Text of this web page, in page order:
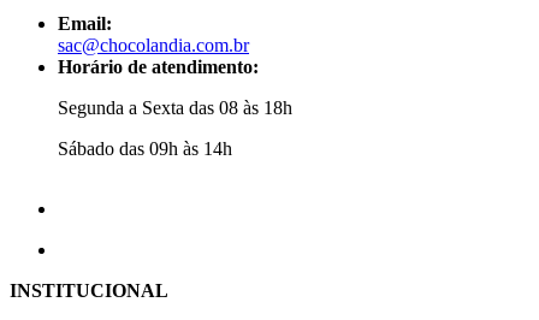
Email:
sac@chocolandia.com.br
Horário de atendimento:
Segunda a Sexta das 08 às 18h
Sábado das 09h às 14h
INSTITUCIONAL